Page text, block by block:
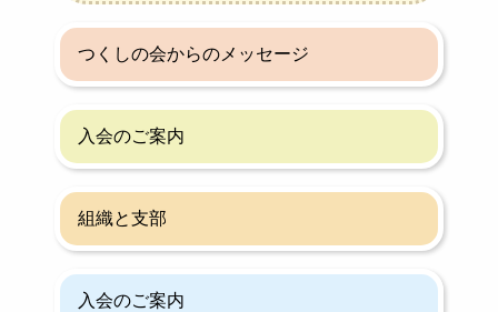
つくしの会からのメッセージ
入会のご案内
組織と支部
入会のご案内